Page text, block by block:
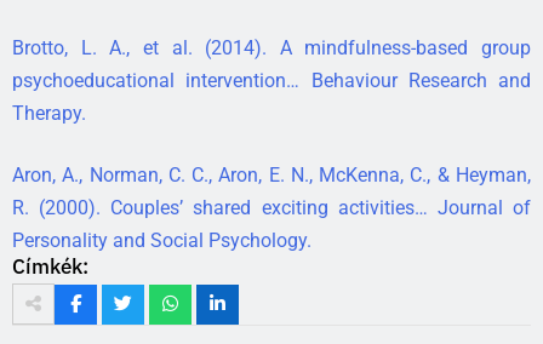
Brotto, L. A., et al. (2014). A mindfulness-based group
psychoeducational intervention… Behaviour Research and
Therapy.
Aron, A., Norman, C. C., Aron, E. N., McKenna, C., & Heyman,
R. (2000). Couples’ shared exciting activities… Journal of
Personality and Social Psychology.
Címkék: